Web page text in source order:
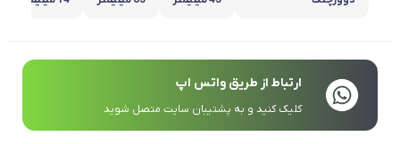
ارتباط از طریق واتس اپ
کلیک کنید و به پشتیبان سایت متصل شوید